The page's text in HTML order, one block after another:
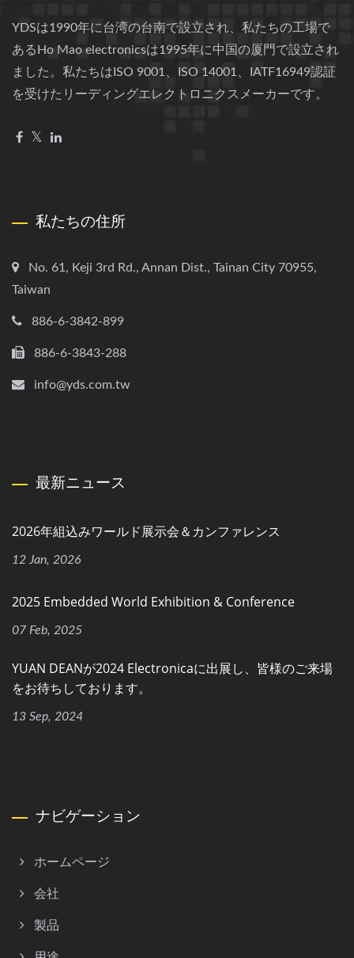
YDSは1990年に台湾の台南で設立され、私たちの工場で
あるHo Mao electronicsは1995年に中国の厦門で設立され
ました。私たちはISO 9001、ISO 14001、IATF16949認証
を受けたリーディングエレクトロニクスメーカーです。
私たちの住所
No. 61, Keji 3rd Rd., Annan Dist., Tainan City 70955,
Taiwan
886-6-3842-899
886-6-3843-288
info@yds.com.tw
最新ニュース
2026年組込みワールド展示会＆カンファレンス
12 Jan, 2026
2025 Embedded World Exhibition & Conference
07 Feb, 2025
YUAN DEANが2024 Electronicaに出展し、皆様のご来場
をお待ちしております。
13 Sep, 2024
ナビゲーション
ホームページ
会社
製品